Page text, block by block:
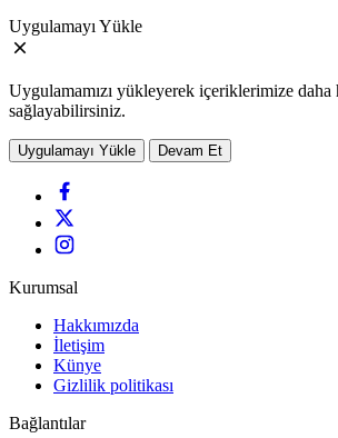
Uygulamayı Yükle
Uygulamamızı yükleyerek içeriklerimize daha
sağlayabilirsiniz.
Uygulamayı Yükle Devam Et
Kurumsal
Hakkımızda
İletişim
Künye
Gizlilik politikası
Bağlantılar